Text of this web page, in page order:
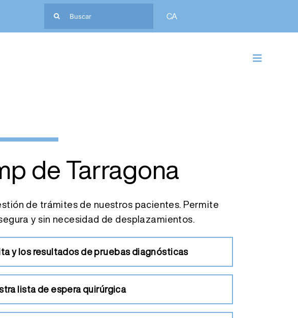
CA
Toggle
de Tarragona
de trámites de nuestros pacientes. Permite
y sin necesidad de desplazamientos.
y los resultados de pruebas diagnósticas
lista de espera quirúrgica